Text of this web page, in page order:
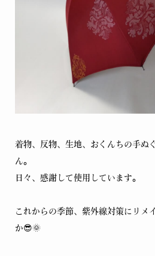
着物、反物、生地、おくんちの手ぬ
ん。
日々、感謝して使用しています。
これからの季節、紫外線対策にリメ
か😎🌞